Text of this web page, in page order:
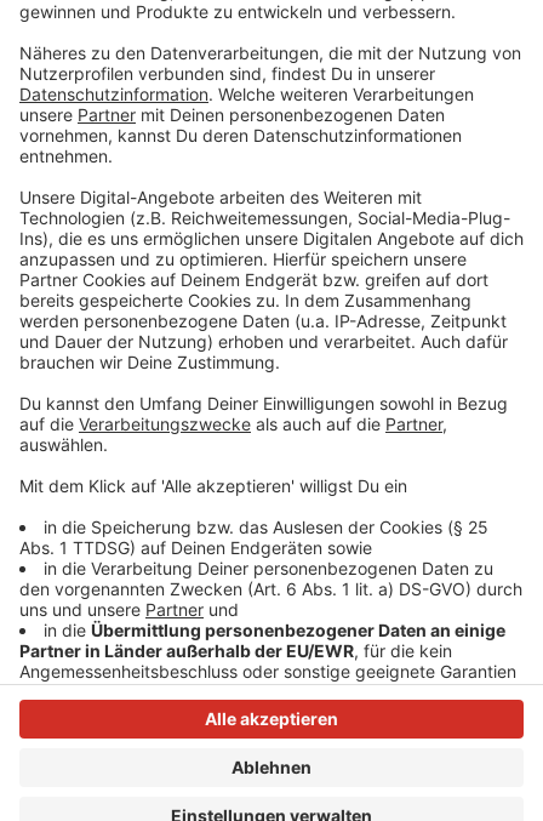
Mehr Informationen
Akzeptieren
powered byUsercentrics Consent
Management Platform
schwache Qualität)
Anzeige
Spekuliert wird in diesem Jahr auch über einen
besonderen Besuch: Barack Obama spricht am 29.
September beim Start-up-Festival «Bits & Pretzels»
in München - da wäre es nur ein Katzensprung zur
Theresienwiese. 2016 hatte er angekündigt, das
Oktoberfest nach Ende seiner Amtszeit besuchen zu
wollen. «Wahrscheinlich macht es mehr Spaß, wenn ich
kein Präsident mehr bin», sagte er damals.
Anzeige
Anzeige